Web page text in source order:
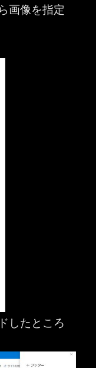
画像を指定
したところ